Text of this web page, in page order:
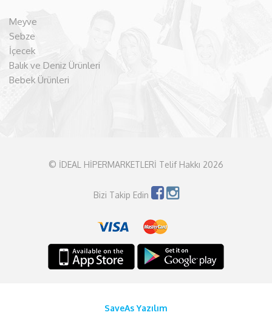
Meyve
Sebze
İçecek
Balık ve Deniz Ürünleri
Bebek Ürünleri
© İDEAL HİPERMARKETLERİ Telif Hakkı 2026
Bizi Takip Edin
SaveAs Yazılım